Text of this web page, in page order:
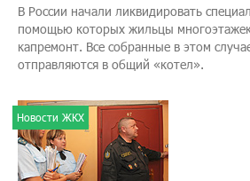
В России начали ликвидировать
помощью которых жильцы
капремонт. Все собранные в этом
отправляются в общий «котел».
Новости ЖКХ